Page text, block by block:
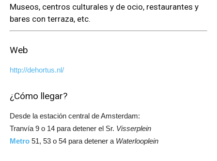
Museos, centros culturales y de ocio, restaurantes y
bares con terraza, etc.
Web
http://dehortus.nl/
¿Cómo llegar?
Desde la estación central de Amsterdam:
Tranvía 9 o 14 para detener el Sr. Visserplein
Metro 51, 53 o 54 para detener a Waterlooplein